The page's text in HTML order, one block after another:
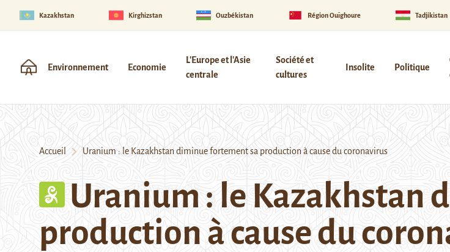
Kazakhstan Kirghizstan Ouzbékistan Région Ouïghoure Tadjikistan
Environnement Economie
L'Europe et l'Asie
centrale
Société et
cultures
Insolite Politique
Accueil Uranium : le Kazakhstan diminue fortement sa production à cause du coronavirus
Uranium : le Kazakhstan
production à cause du